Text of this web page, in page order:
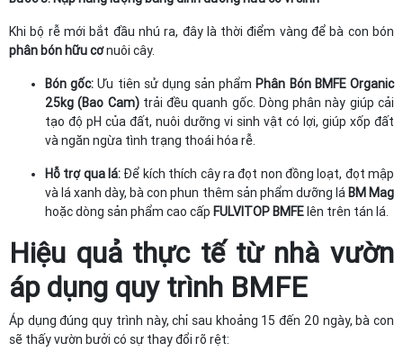
Khi bộ rễ mới bắt đầu nhú ra, đây là thời điểm vàng để bà con bón
phân bón hữu cơnuôi cây.
Bón gốc: Ưu tiên sử dụng sản phẩm Phân Bón BMFE Organic
25kg (Bao Cam)trải đều quanh gốc. Dòng phân này giúp cải
tạo độ pH của đất, nuôi dưỡng vi sinh vật có lợi, giúp xốp đất
và ngăn ngừa tình trạng thoái hóa rễ.
Hỗ trợ qua lá: Để kích thích cây ra đọt non đồng loạt, đọt mập
và lá xanh dày, bà con phun thêm sản phẩm dưỡng lá BM Mag
hoặc dòng sản phẩm cao cấp FULVITOP BMFE lên trên tán lá.
Hiệu quả thực tế từ nhà vườn
áp dụng quy trình BMFE
Áp dụng đúng quy trình này, chỉ sau khoảng 15 đến 20 ngày, bà con
sẽ thấy vườn bưởi có sự thay đổi rõ rệt: